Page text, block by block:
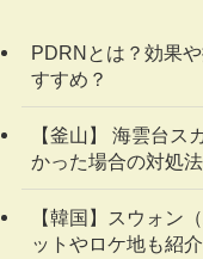
PDRNとは？効果
すすめ？
【釜山】 海雲台ス
かった場合の対処
【韓国】スウォン
ットやロケ地も紹介